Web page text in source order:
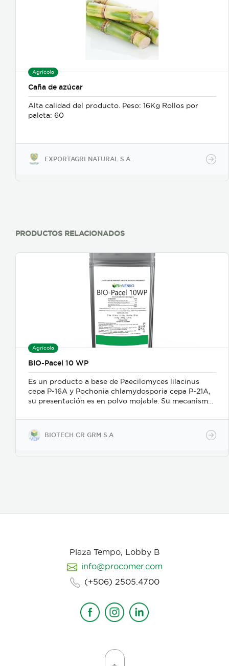
Agrícola
Caña de azúcar
Alta calidad del producto. Peso: 16Kg Rollos por
paleta: 60
EXPORTAGRI NATURAL S.A.
PRODUCTOS RELACIONADOS
Agrícola
BIO-Pacel 10 WP
Es un producto a base de Paecilomyces lilacinus
cepa P-16A y Pochonia chlamydosporia cepa P-21A,
su presentación es en polvo mojable. Su mecanismo
contacto, se adhiere a las masas de huevos, forma
apresorios con hifas que ingresan a través de los
poros de la vitelina, posteriormente prolifera en los
BIOTECH CR GRM S.A
Plaza Tempo, Lobby B
info@procomer.com
(+506) 2505.4700